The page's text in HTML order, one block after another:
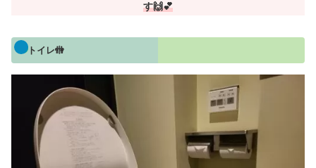
す🙌💕
トイレ🚻